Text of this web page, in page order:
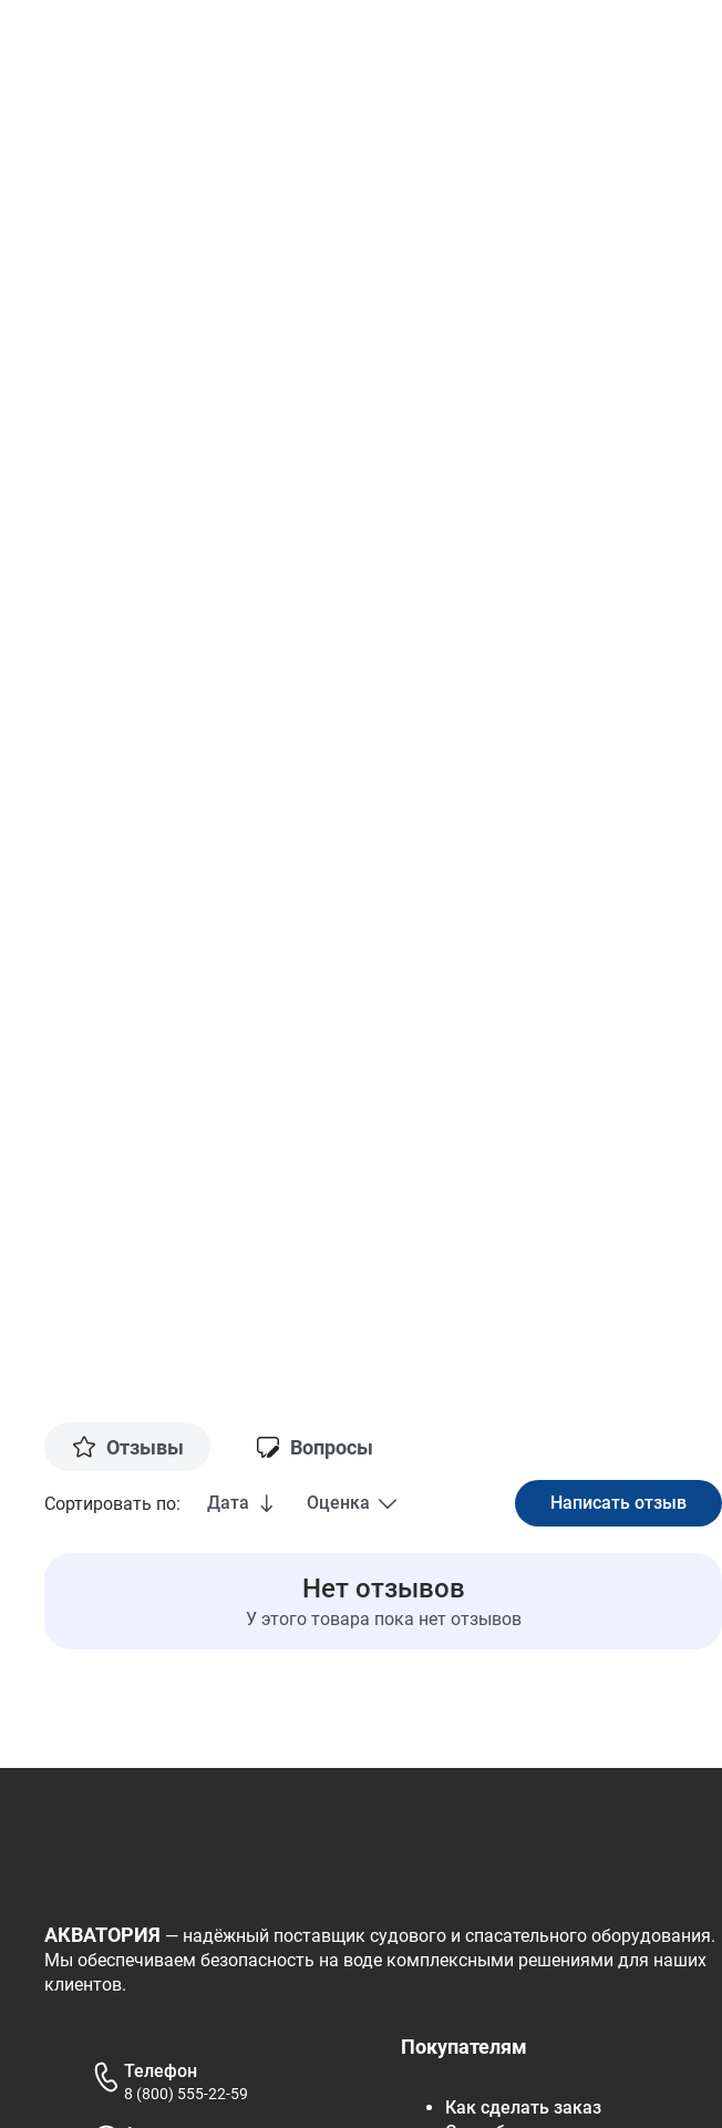
Отзывы Вопросы
Сортировать по: Дата Оценка
Нет отзывов
У этого товара пока нет отзывов
АКВАТОРИЯ — надёжный поставщик судового и спасательного оборудования.
Мы обеспечиваем безопасность на воде комплексными решениями для наших
клиентов.
Покупателям
Как сделать заказ
Телефон
8 (800) 555-22-59